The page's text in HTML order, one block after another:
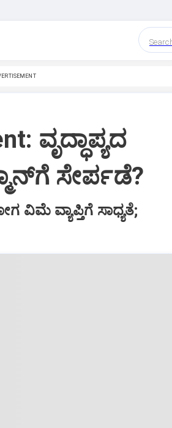
ವೃದ್ಧಾಪ್ಯದ
ಸೇರ್ಪಡೆ?
ವ್ಯಾಪ್ತಿಗೆ ಸಾಧ್ಯತೆ;